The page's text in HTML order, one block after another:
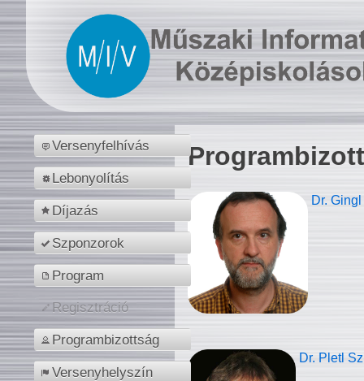
Versenyfelhívás
Lebonyolítás
Díjazás
Szponzorok
Program
Regisztráció
Programbizottság
Versenyhelyszín
Dr.
Dr. Pletl